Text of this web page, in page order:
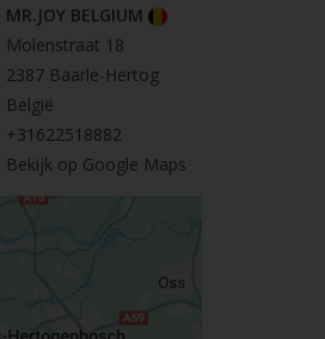
MR.JOY BELGIUM
Molenstraat 18
2387 Baarle-Hertog
België
+31622518882
Bekijk op Google Maps